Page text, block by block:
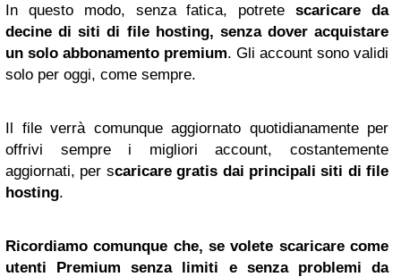
In questo modo, senza fatica, potretescaricare da
decine di siti di file hosting, senza dover acquistare
un solo abbonamento premium. Gli account sono validi
solo per oggi, come sempre.
Il file verrà comunque aggiornato quotidianamente per
offrivi sempre i migliori account, costantemente
aggiornati, per scaricare gratis dai principali siti di file
hosting.
Ricordiamo comunque che, se volete scaricare come
utenti Premium senza limiti e senza problemi da